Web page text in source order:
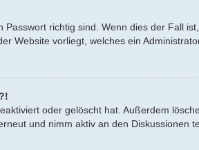
richtig sind. Wenn dies der Fall
Website vorliegt, welches ein
oder gelöscht hat. Außerdem
und nimm aktiv an den Diskussionen